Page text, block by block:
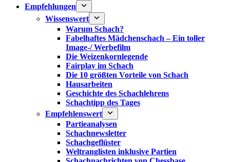
Empfehlungen
Wissenswert
Warum Schach?
Fabelhaftes Mädchenschach – Ein toller
Image-/ Werbefilm
Die Weizenkornlegende
Fairplay im Schach
Die 10 größten Vorteile von Schach‎
Hausarbeiten
Geschichte des Schachlehrens
Schachtipp des Tages
Empfehlenswert
Partieanalysen
Schachnewsletter
Schachgeflüster
Weltranglisten inklusive Partien